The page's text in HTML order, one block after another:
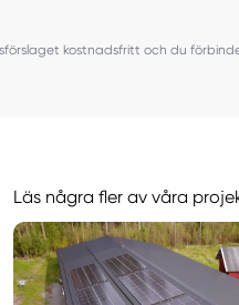
kostnadsfritt och du
Läs några fler av våra